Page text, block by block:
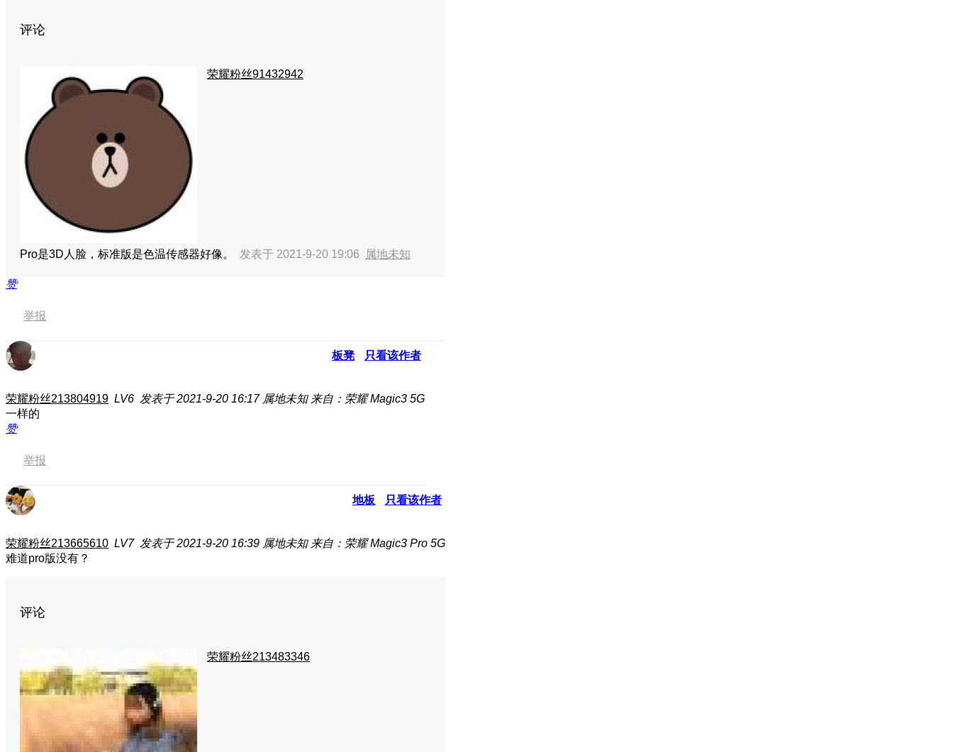
评论
荣耀粉丝91432942
Pro是3D人脸，标准版是色温传感器好像。 发表于 2021-9-20 19:06 属地未知
赞
举报
板凳 只看该作者
荣耀粉丝213804919 LV6 发表于 2021-9-20 16:17 属地未知 来自：荣耀 Magic3 5G
一样的
赞
举报
地板 只看该作者
荣耀粉丝213665610 LV7 发表于 2021-9-20 16:39 属地未知 来自：荣耀 Magic3 Pro 5G
难道pro版没有？
评论
荣耀粉丝213483346